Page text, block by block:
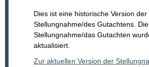
Dies ist eine historische Version der
Stellungnahme/des Gutachtens. Die
Stellungnahme/das Gutachten
aktualisiert.
Zur aktuellen Version der